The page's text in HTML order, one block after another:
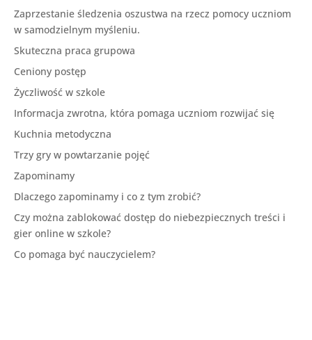
Zaprzestanie śledzenia oszustwa na rzecz pomocy uczniom
w samodzielnym myśleniu.
Skuteczna praca grupowa
Ceniony postęp
Życzliwość w szkole
Informacja zwrotna, która pomaga uczniom rozwijać się
Kuchnia metodyczna
Trzy gry w powtarzanie pojęć
Zapominamy
Dlaczego zapominamy i co z tym zrobić?
Czy można zablokować dostęp do niebezpiecznych treści i
gier online w szkole?
Co pomaga być nauczycielem?